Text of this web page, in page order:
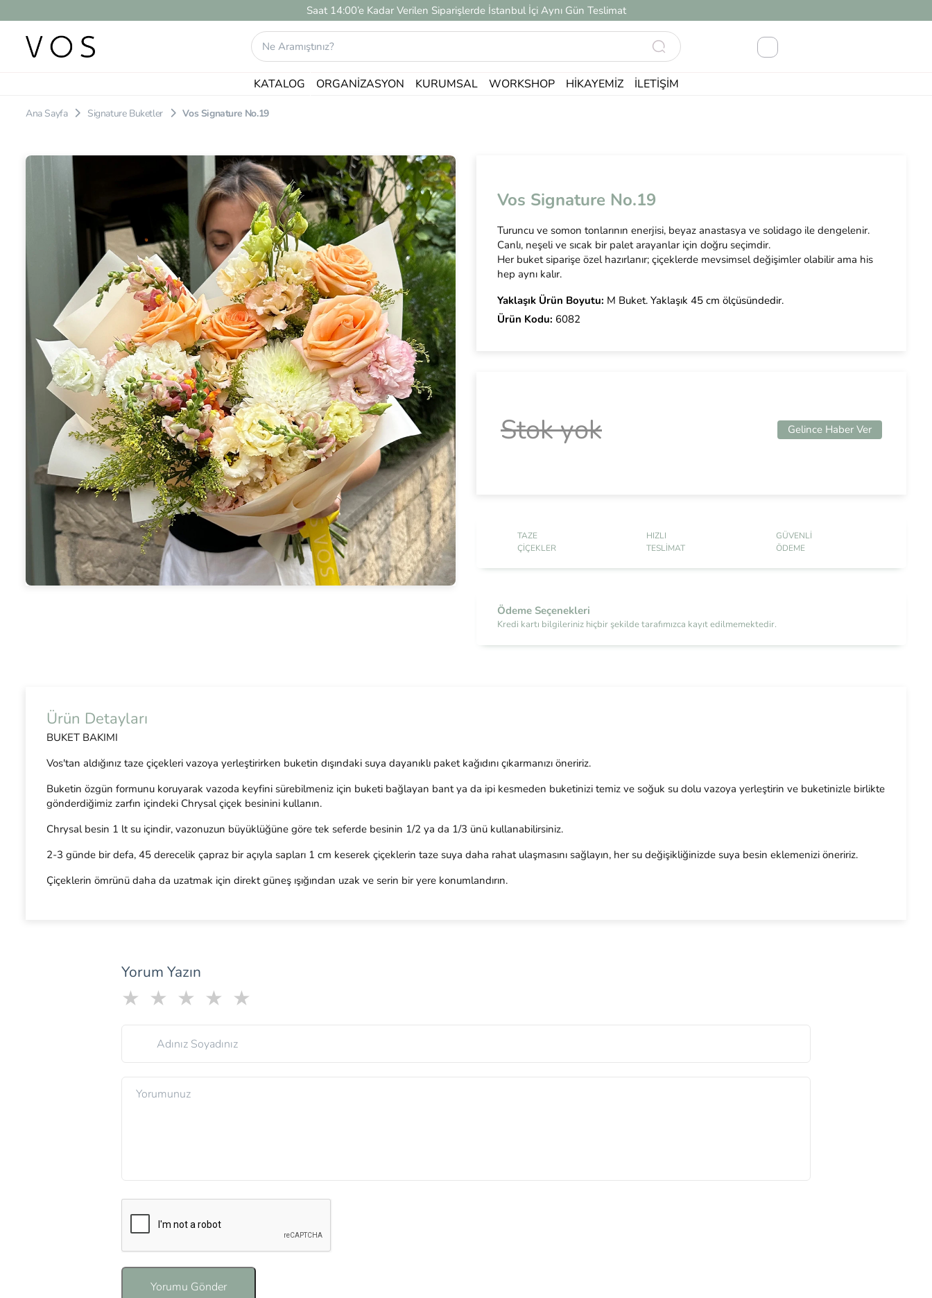
Saat 14:00’e Kadar Verilen Siparişlerde İstanbul İçi Aynı Gün Teslimat
KATALOG ORGANIZASYON KURUMSAL WORKSHOP HIKAYEMIZ İLETIŞIM
Ana Sayfa Signature Buketler Vos Signature No.19
Vos Signature No.19
Turuncu ve somon tonlarının enerjisi, beyaz anastasya ve solidago ile dengelenir.
Canlı, neşeli ve sıcak bir palet arayanlar için doğru seçimdir.
Her buket siparişe özel hazırlanır; çiçeklerde mevsimsel değişimler olabilir ama his
hep aynı kalır.
Yaklaşık Ürün Boyutu: M Buket. Yaklaşık 45 cm ölçüsündedir.
Ürün Kodu: 6082
Stok yok Gelince Haber Ver
TAZE
ÇIÇEKLER
HIZLI
TESLIMAT
GÜVENLI
ÖDEME
Ödeme Seçenekleri
Kredi kartı bilgileriniz hiçbir şekilde tarafımızca kayıt edilmemektedir.
Ürün Detayları
BUKET BAKIMI
Vos'tan aldığınız taze çiçekleri vazoya yerleştirirken buketin dışındaki suya dayanıklı paket kağıdını çıkarmanızı öneririz.
Buketin özgün formunu koruyarak vazoda keyfini sürebilmeniz için buketi bağlayan bant ya da ipi kesmeden buketinizi temiz ve soğuk su dolu vazoya yerleştirin ve buketinizle birlikte
gönderdiğimiz zarfın içindeki Chrysal çiçek besinini kullanın.
Chrysal besin 1 lt su içindir, vazonuzun büyüklüğüne göre tek seferde besinin 1/2 ya da 1/3 ünü kullanabilirsiniz.
2-3 günde bir defa, 45 derecelik çapraz bir açıyla sapları 1 cm keserek çiçeklerin taze suya daha rahat ulaşmasını sağlayın, her su değişikliğinizde suya besin eklemenizi öneririz.
Çiçeklerin ömrünü daha da uzatmak için direkt güneş ışığından uzak ve serin bir yere konumlandırın.
Yorum Yazın